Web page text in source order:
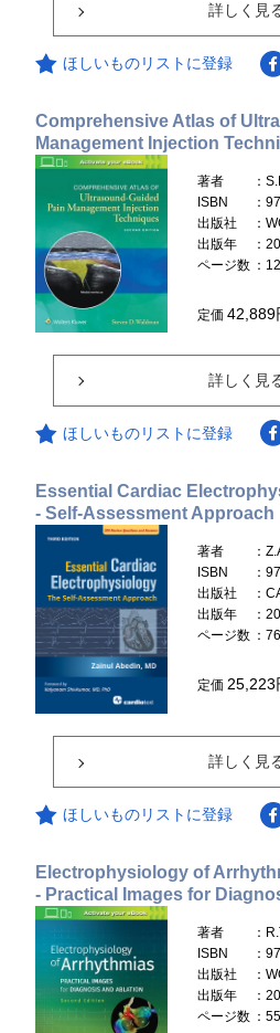
詳しく見
ほしいものリストに登録
Comprehensive Atlas of
Management Injection
著者
：
ISBN
：
出版社
：
出版年
：
ページ数 ：
定価42,889
詳しく見
ほしいものリストに登録
Essential Cardiac
- Self-Assessment Approach
著者
：
ISBN
：
出版社
：
出版年
：
ページ数 ：
定価 25,223
詳しく見
ほしいものリストに登録
Electrophysiology of
- Practical Images for
著者
：
ISBN
：
出版社
：
出版年
：
ページ数 ：